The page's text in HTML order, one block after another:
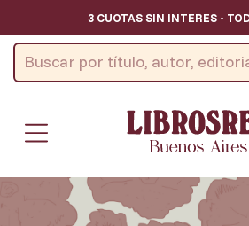
3 CUOTAS SIN INTERES -